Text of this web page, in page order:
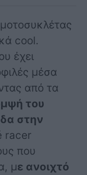
cool.
έχει
μέσα
από τα
του
στην
racer
που
με ανοιχτό